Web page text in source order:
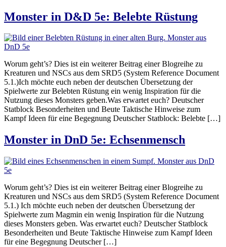
Monster in D&D 5e: Belebte Rüstung
Worum geht’s? Dies ist ein weiterer Beitrag einer Blogreihe zu
Kreaturen und NSCs aus dem SRD5 (System Reference Document
5.1.)Ich möchte euch neben der deutschen Übersetzung der
Spielwerte zur Belebten Rüstung ein wenig Inspiration für die
Nutzung dieses Monsters geben.Was erwartet euch? Deutscher
Statblock Besonderheiten und Beute Taktische Hinweise zum
Kampf Ideen für eine Begegnung Deutscher Statblock: Belebte […]
Monster in DnD 5e: Echsenmensch
Worum geht’s? Dies ist ein weiterer Beitrag einer Blogreihe zu
Kreaturen und NSCs aus dem SRD5 (System Reference Document
5.1.) Ich möchte euch neben der deutschen Übersetzung der
Spielwerte zum Magmin ein wenig Inspiration für die Nutzung
dieses Monsters geben. Was erwartet euch? Deutscher Statblock
Besonderheiten und Beute Taktische Hinweise zum Kampf Ideen
für eine Begegnung Deutscher […]